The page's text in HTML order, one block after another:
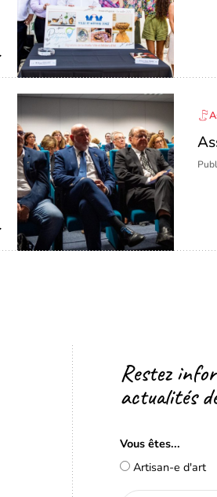
Restez
actualités
Vous êtes...
Artisan-e d'art